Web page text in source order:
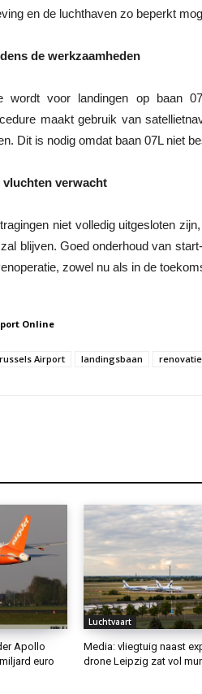
en de luchthaven zo beperkt
de werkzaamheden
wordt voor landingen op baan
maakt gebruik van
Dit is nodig omdat baan 07L niet
verwacht
niet volledig uitgesloten
blijven. Goed onderhoud van
zowel nu als in de
Online
Airport landingsbaan renovatie
Apollo
euro
Luchtvaart
Media: vliegtuig naast
drone Leipzig zat vol